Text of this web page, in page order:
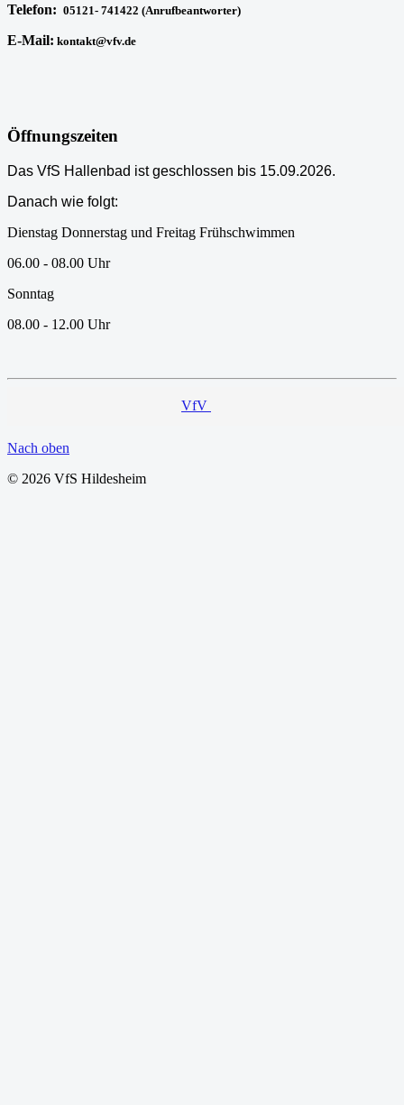
Telefon: 05121- 741422 (Anrufbeantworter)
E-Mail: kontakt@vfv.de
Öffnungszeiten
Das VfS Hallenbad ist geschlossen bis 15.09.2026.
Danach wie folgt:
Dienstag Donnerstag und Freitag Frühschwimmen
06.00 - 08.00 Uhr
Sonntag
08.00 - 12.00 Uhr
VfV
Nach oben
© 2026 VfS Hildesheim